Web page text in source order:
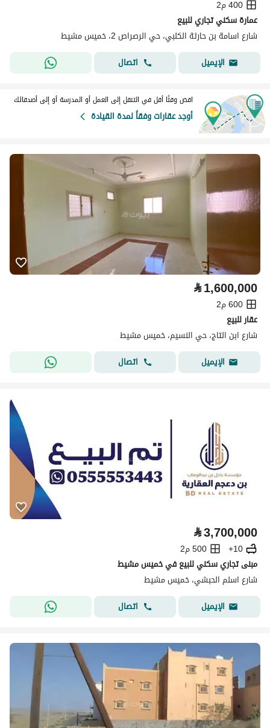
400 م2
عمارة سكني تجاري للبيع
شارع اسامة بن حارثة الكلبي، حي الرصراص 2، خميس مشيط
الإيميل
اتصال
اقض وقتًا أقل في التنقل إلى العمل أو المدرسة أو إلى أصدقائك
أوجد عقارات وفقاً لمدة القيادة
⃁1,600,000
600 م2
عقار للبيع
شارع ابن التاج، حي النسيم، خميس مشيط
الإيميل
اتصال
⃁3,700,000
10+
500 م2
مبنى تجاري سكني للبيع في خميس مشيط
شارع اسلم الحبشي، خميس مشيط
الإيميل
اتصال